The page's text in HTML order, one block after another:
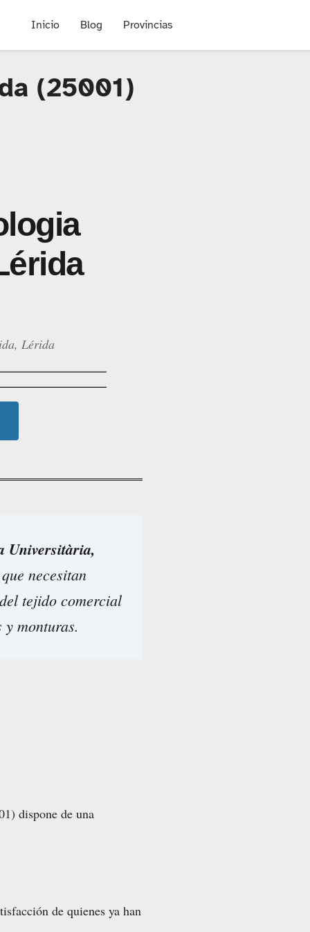
Inicio Blog Provincias
(25001)
Lérida
Universitària,
necesitan
tejido comercial
monturas.
dispone de una
de quienes ya han